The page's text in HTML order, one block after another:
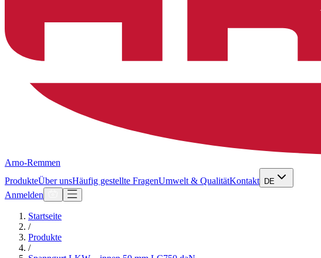
Arno-Remmen
ProdukteÜber unsHäufig gestellte FragenUmwelt & QualitätKontakt DE
Anmelden
Startseite
/
Produkte
/